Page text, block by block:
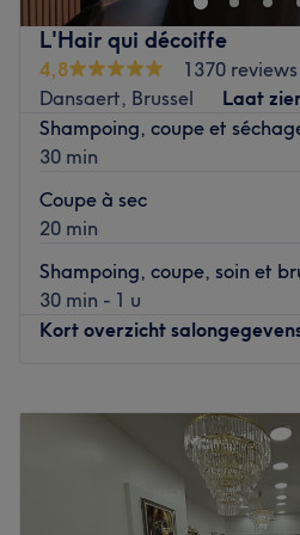
L'Hair qui décoiffe
4,8
1370 reviews
Dansaert, Brussel
Laat
Shampoing, coupe et
30 min
Coupe à sec
20 min
Shampoing, coupe, soin et
30 min - 1 u
Kort overzicht
Donderdag